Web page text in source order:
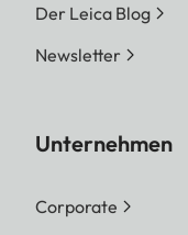
Der Leica Blog
Newsletter
Unternehmen
Corporate